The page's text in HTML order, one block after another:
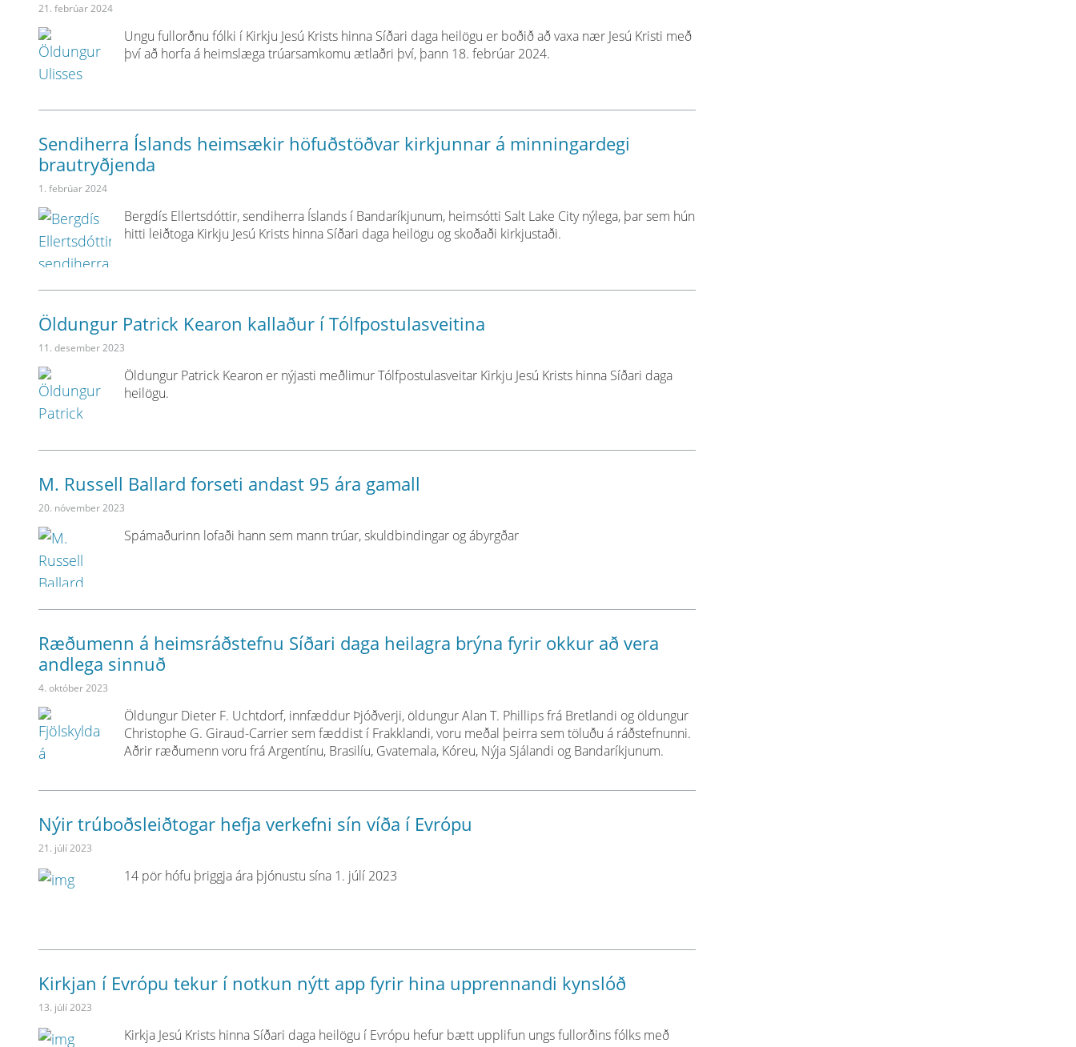
21. febrúar 2024
Ungu fullorðnu fólki í Kirkju Jesú Krists hinna Síðari daga heilögu er boðið að vaxa nær Jesú Kristi með
því að horfa á heimslæga trúarsamkomu ætlaðri því, þann 18. febrúar 2024.
Sendiherra Íslands heimsækir höfuðstöðvar kirkjunnar á minningardegi
brautryðjenda
1. febrúar 2024
Bergdís Ellertsdóttir, sendiherra Íslands í Bandaríkjunum, heimsótti Salt Lake City nýlega, þar sem hún
hitti leiðtoga Kirkju Jesú Krists hinna Síðari daga heilögu og skoðaði kirkjustaði.
Öldungur Patrick Kearon kallaður í Tólfpostulasveitina
11. desember 2023
Öldungur Patrick Kearon er nýjasti meðlimur Tólfpostulasveitar Kirkju Jesú Krists hinna Síðari daga
heilögu.
M. Russell Ballard forseti andast 95 ára gamall
20. nóvember 2023
Spámaðurinn lofaði hann sem mann trúar, skuldbindingar og ábyrgðar
Ræðumenn á heimsráðstefnu Síðari daga heilagra brýna fyrir okkur að vera
andlega sinnuð
4. október 2023
Öldungur Dieter F. Uchtdorf, innfæddur Þjóðverji, öldungur Alan T. Phillips frá Bretlandi og öldungur
Christophe G. Giraud-Carrier sem fæddist í Frakklandi, voru meðal þeirra sem töluðu á ráðstefnunni.
Aðrir ræðumenn voru frá Argentínu, Brasilíu, Gvatemala, Kóreu, Nýja Sjálandi og Bandaríkjunum.
Nýir trúboðsleiðtogar hefja verkefni sín víða í Evrópu
21. júlí 2023
14 pör hófu þriggja ára þjónustu sína 1. júlí 2023
Kirkjan í Evrópu tekur í notkun nýtt app fyrir hina upprennandi kynslóð
13. júlí 2023
Kirkja Jesú Krists hinna Síðari daga heilögu í Evrópu hefur bætt upplifun ungs fullorðins fólks með